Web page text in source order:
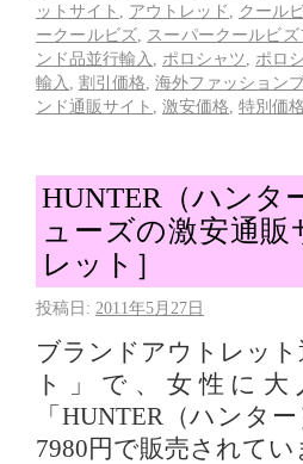
ットサイト
アウトレッド クール
ークールビズ
スーパークールビ
ンド品並行輸入
ポロシャツ ポロ
輸入
割引価格 海外ファッション
ンド通販サイト
激安価格 特別価格
HUNTER（ハンタ
ューズの激安通
レット］
投稿日: 2011年5月27日
ブランドアウトレッ
ト」で、女性に
「HUNTER（ハンタ
7980円で販売されてい